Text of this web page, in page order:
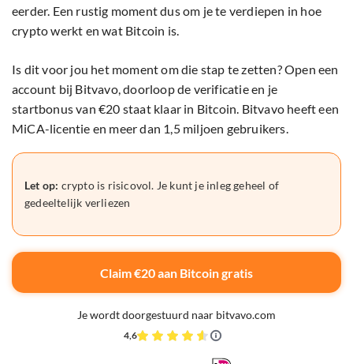
eerder. Een rustig moment dus om je te verdiepen in hoe
crypto werkt en wat Bitcoin is.
Is dit voor jou het moment om die stap te zetten? Open een
account bij Bitvavo, doorloop de verificatie en je
startbonus van €20 staat klaar in Bitcoin. Bitvavo heeft een
MiCA-licentie en meer dan 1,5 miljoen gebruikers.
Let op: crypto is risicovol. Je kunt je inleg geheel of
gedeeltelijk verliezen
Claim €20 aan Bitcoin gratis
Je wordt doorgestuurd naar bitvavo.com
4,6